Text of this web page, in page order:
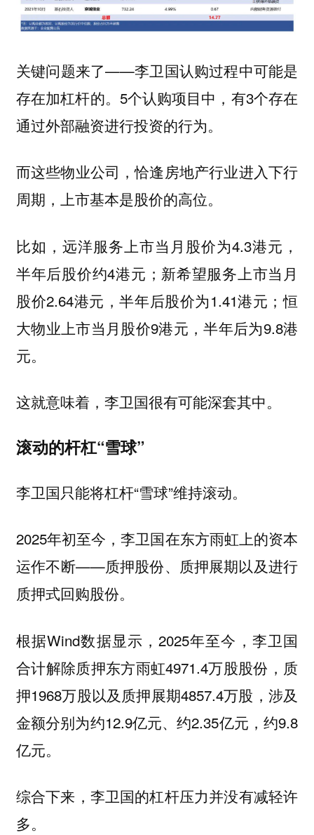
关键问题来了——李卫国认购过程中可能是
存在加杠杆的。 5个认购项目中，有3个存在
通过外部融资进行投资的行为。
而这些物业公司，恰逢房地产行业进入下行
周期，上市基本是股价的高位。
比如，远洋服务上市当月股价为4.3港元，
半年后股价约4港元；新希望服务上市当月
股价2.64港元，半年后股价为1.41港元；恒
大物业上市当月股价9港元，半年后为9.8港
元。
这就意味着，李卫国很有可能深套其中。
滚动的杆杠“雪球”
李卫国只能将杠杆“雪球”维持滚动。
2025年初至今，李卫国在东方雨虹上的资本
运作不断——质押股份、质押展期以及进行
质押式回购股份。
根据Wind数据显示，2025年至今，李卫国
合计解除质押东方雨虹4971.4万股股份，质
押1968万股以及质押展期4857.4万股，涉及
金额分别为约12.9亿元、约2.35亿元，约9.8
亿元。
综合下来，李卫国的杠杆压力并没有减轻许
多。